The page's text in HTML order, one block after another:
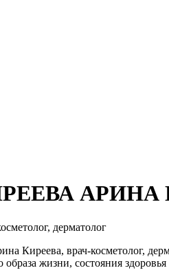
дерматолог
Киреева, врач-косметолог,
образа жизни, состояния